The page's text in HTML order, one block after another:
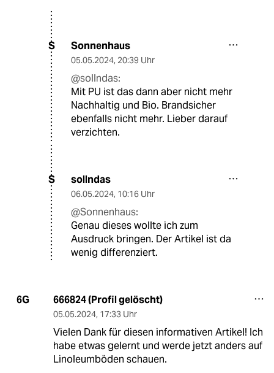
S Sonnenhaus
05.05.2024, 20:39 Uhr
@sollndas:
Mit PU ist das dann aber nicht mehr
Nachhaltig und Bio. Brandsicher
ebenfalls nicht mehr. Lieber darauf
verzichten.
S sollndas
06.05.2024, 10:16 Uhr
@Sonnenhaus:
Genau dieses wollte ich zum
Ausdruck bringen. Der Artikel ist da
wenig differenziert.
6G 666824 (Profil gelöscht)
05.05.2024, 17:33 Uhr
Vielen Dank für diesen informativen Artikel! Ich
habe etwas gelernt und werde jetzt anders auf
Linoleumböden schauen.